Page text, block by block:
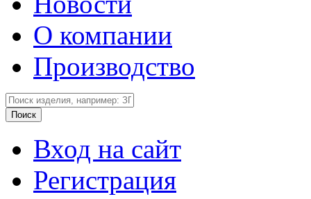
О компании
Производство
Вход на сайт
Регистрация